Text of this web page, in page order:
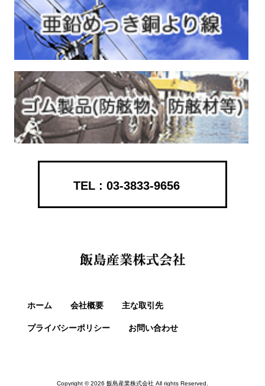
03-3833-9656
ホーム 会社概要 主な取引先
プライバシーポリシー お問い合わせ
Copyright © 2026 飯島産業株式会社 All rights Reserved.